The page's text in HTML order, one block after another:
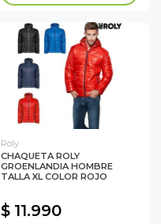
Roly
CHAQUETA ROLY
GROENLANDIA HOMBRE
TALLA XL COLOR ROJO
$ 11.990